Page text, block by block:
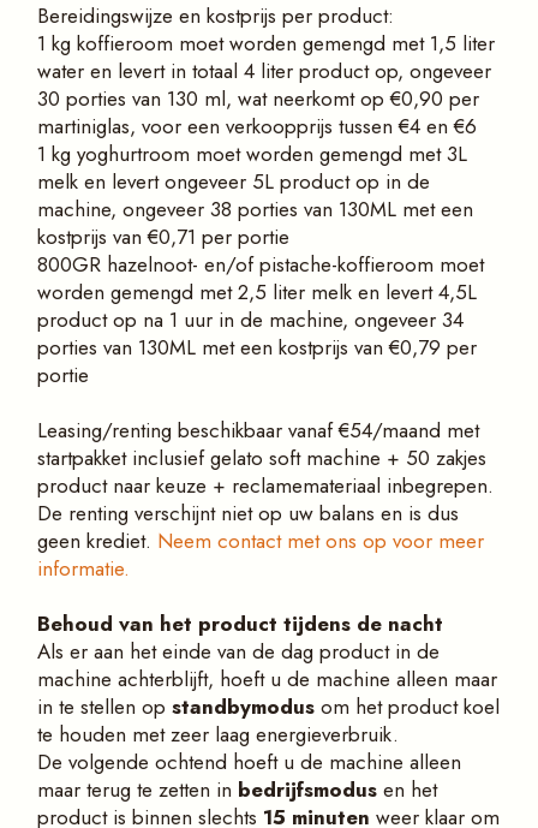
Bereidingswijze en kostprijs per product:
1 kg koffieroom moet worden gemengd met 1,5 liter
water en levert in totaal 4 liter product op, ongeveer
30 porties van 130 ml, wat neerkomt op €0,90 per
martiniglas, voor een verkoopprijs tussen €4 en €6
1 kg yoghurtroom moet worden gemengd met 3L
melk en levert ongeveer 5L product op in de
machine, ongeveer 38 porties van 130ML met een
kostprijs van €0,71 per portie
800GR hazelnoot- en/of pistache-koffieroom moet
worden gemengd met 2,5 liter melk en levert 4,5L
product op na 1 uur in de machine, ongeveer 34
porties van 130ML met een kostprijs van €0,79 per
portie
Leasing/renting beschikbaar vanaf €54/maand met
startpakket inclusief gelato soft machine + 50 zakjes
product naar keuze + reclamemateriaal inbegrepen.
De renting verschijnt niet op uw balans en is dus
geen krediet. Neem contact met ons op voor meer
informatie.
Behoud van het product tijdens de nacht
Als er aan het einde van de dag product in de
machine achterblijft, hoeft u de machine alleen maar
in te stellen opstandbymodus om het product koel
te houden met zeer laag energieverbruik.
De volgende ochtend hoeft u de machine alleen
maar terug te zetten in bedrijfsmodus en het
product is binnen slechts 15 minuten weer klaar om